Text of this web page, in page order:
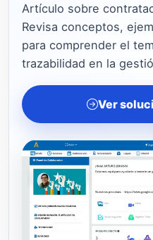
Artículo sobre
Revisa conceptos,
para comprender el
trazabilidad en la
Ver